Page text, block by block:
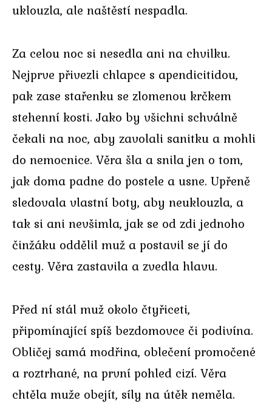
uklouzla, ale naštěstí nespadla.
Za celou noc si nesedla ani na chvilku.
Nejprve přivezli chlapce s apendicitidou,
pak zase stařenku se zlomenou krčkem
stehenní kosti. Jako by všichni schválně
čekali na noc, aby zavolali sanitku a mohli
do nemocnice. Věra šla a snila jen o tom,
jak doma padne do postele a usne. Upřeně
sledovala vlastní boty, aby neuklouzla, a
tak si ani nevšimla, jak se od zdi jednoho
činžáku oddělil muž a postavil se jí do
cesty. Věra zastavila a zvedla hlavu.
Před ní stál muž okolo čtyřiceti,
připomínající spíš bezdomovce či podivína.
Obličej samá modřina, oblečení promočené
a roztrhané, na první pohled cizí. Věra
chtěla muže obejít, síly na útěk neměla.